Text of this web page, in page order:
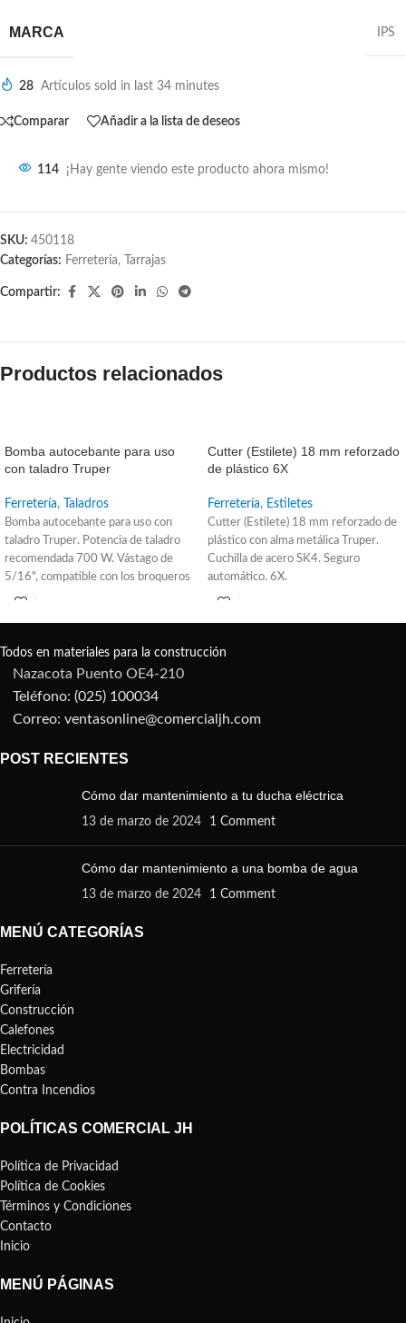
MARCA IPS
28 Artículos sold in last 34 minutes
Comparar Añadir a la lista de deseos
114 ¡Hay gente viendo este producto ahora mismo!
SKU: 450118
Categorías: Ferretería, Tarrajas
Compartir:
Productos relacionados
Bomba autocebante para uso
con taladro Truper
Ferretería, Taladros
Bomba autocebante para uso con
taladro Truper. Potencia de taladro
recomendada 700 W. Vástago de
5/16", compatible con los broqueros
comunes. Se acciona con un taladro o
máxima: 23 m.
Cutter (Estilete) 18 mm reforzado
de plástico 6X
Ferretería, Estiletes
Cutter (Estilete) 18 mm reforzado de
plástico con alma metálica Truper.
Cuchilla de acero SK4. Seguro
automático. 6X.
Todos en materiales para la construcción
Nazacota Puento OE4-210
Teléfono: (025) 100034
Correo: ventasonline@comercialjh.com
POST RECIENTES
Cómo dar mantenimiento a tu ducha eléctrica
13 de marzo de 2024 1 Comment
Cómo dar mantenimiento a una bomba de agua
13 de marzo de 2024 1 Comment
MENÚ CATEGORÍAS
Ferretería
Grifería
Construcción
Calefones
Electricidad
Bombas
Contra Incendios
POLÍTICAS COMERCIAL JH
Política de Privacidad
Política de Cookies
Términos y Condiciones
Contacto
Inicio
MENÚ PÁGINAS